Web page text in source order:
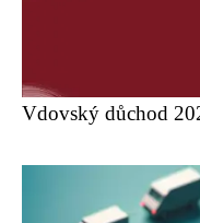
Vdovský důchod